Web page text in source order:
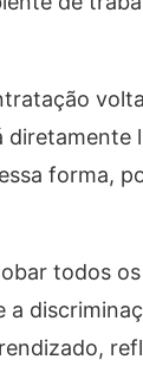
diretamente
forma,
todos os